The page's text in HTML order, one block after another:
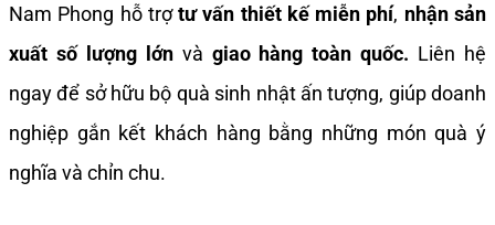
Nam Phong hỗ trợtư vấn thiết kế miễn phí, nhận sản
xuất số lượng lớnvà giao hàng toàn quốc. Liên hệ
ngay để sở hữu bộ quà sinh nhật ấn tượng, giúp doanh
nghiệp gắn kết khách hàng bằng những món quà ý
nghĩa và chỉn chu.